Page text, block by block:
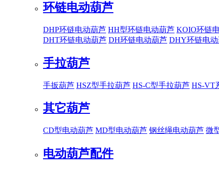
环链电动葫芦
DHP环链电动葫芦 HH型环链电动葫芦 KOIO环链
DHT环链电动葫芦 DH环链电动葫芦 DHY环链电
手拉葫芦
手扳葫芦 HSZ型手拉葫芦 HS-C型手拉葫芦 HS-VT
其它葫芦
CD型电动葫芦 MD型电动葫芦 钢丝绳电动葫芦 微
电动葫芦配件